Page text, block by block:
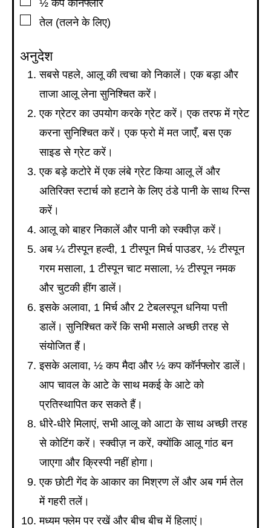
½ कप कॉर्नफ्लोर
▢
तेल (तलने के लिए)
अनुदेश
सबसे पहले, आलू की त्वचा को निकालें। एक बड़ा और
ताजा आलू लेना सुनिश्चित करें।
एक ग्रेटर का उपयोग करके ग्रेट करें। एक तरफ में ग्रेट
करना सुनिश्चित करें। एक फ्रो में मत जाएँ, बस एक
साइड से ग्रेट करें।
एक बड़े कटोरे में एक लंबे ग्रेट किया आलू लें और
अतिरिक्त स्टार्च को हटाने के लिए ठंडे पानी के साथ रिन्स
करें।
आलू को बाहर निकालें और पानी को स्क्वीज़ करें।
अब ¼ टीस्पून हल्दी, 1 टीस्पून मिर्च पाउडर, ½ टीस्पून
गरम मसाला, 1 टीस्पून चाट मसाला, ½ टीस्पून नमक
और चुटकी हींग डालें।
इसके अलावा, 1 मिर्च और 2 टेबलस्पून धनिया पत्ती
डालें। सुनिश्चित करें कि सभी मसाले अच्छी तरह से
संयोजित हैं।
इसके अलावा, ½ कप मैदा और ½ कप कॉर्नफ्लोर डालें।
आप चावल के आटे के साथ मकई के आटे को
प्रतिस्थापित कर सकते हैं।
धीरे-धीरे मिलाएं, सभी आलू को आटा के साथ अच्छी तरह
से कोटिंग करें। स्क्वीज़ न करें, क्योंकि आलू गांठ बन
जाएगा और क्रिस्पी नहीं होगा।
एक छोटी गेंद के आकार का मिश्रण लें और अब गर्म तेल
में गहरी तलें।
मध्यम फ्लेम पर रखें और बीच बीच में हिलाएं।